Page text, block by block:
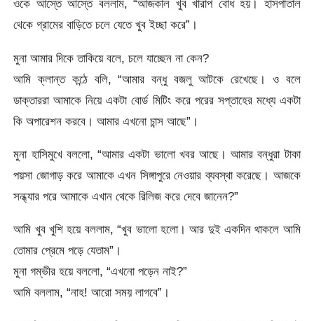
ওকে আস্তে আস্তে বললাম, “আজকাল খুব খারাপ বোধ হয়। হাসপাতাল
থেকে গ্রামের বাড়িতে চলে যেতে খুব ইচ্ছা করে”।
মুনা আমার দিকে তাকিয়ে বলে, চলে যাচ্ছেন না কেন?
আমি ক্লান্ত কন্ঠে বলি, “আমার বন্ধু বজলু আটকে রেখেছে। ও বলে
ডাক্তাররা আমাকে নিয়ে একটা বোর্ড মিটিং করে পরের সপ্তাহের মধ্যে একটা
কি অপারেশন করবে। আমার এখনো চান্স আছে”।
মুনা হাসিমুখে বললো, “আমার একটা ভালো খবর আছে। আমার বন্ধুরা টাকা
পয়সা জোগাড় করে আমাকে এখন সিঙ্গাপুরে নেওয়ার ব্যবস্থা করেছে। আজকে
সন্ধ্যার পরে আমাকে এখান থেকে রিলিজ করে দেবে জানেন?”
আমি খুব খুশি হয়ে বললাম, “খুব ভালো হলো। আর দুই একদিন থাকলে আমি
তোমার প্রেমে পড়ে যেতাম”।
মুনা গম্ভীর হয়ে বললো, “এখনো পড়েন নাই?”
আমি বললাম, “নাহ! আরো সময় লাগবে”।